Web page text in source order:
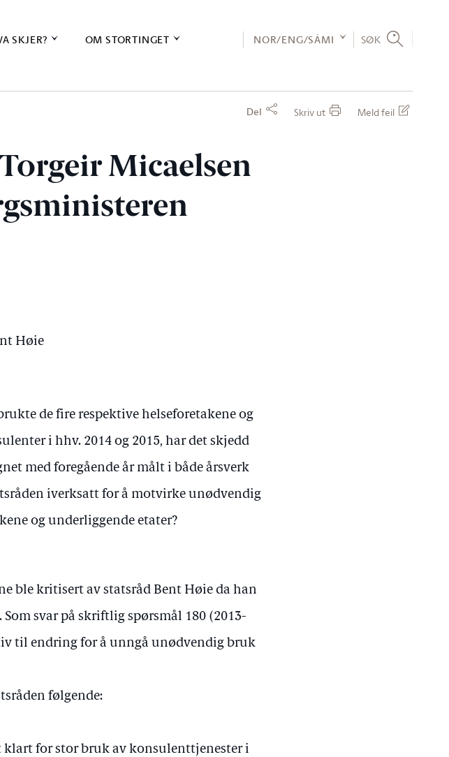
SKJER? OM STORTINGET NOR/ENG/SÁMI SØK
Del Skriv ut Meld feil
Micaelsen
Høie
de fire respektive helseforetakene og
i hhv. 2014 og 2015, har det skjedd
med foregående år målt i både årsverk
iverksatt for å motvirke unødvendig
og underliggende etater?
ble kritisert av statsråd Bent Høie da han
svar på skriftlig spørsmål 180 (2013-
til endring for å unngå unødvendig bruk
følgende:
klart for stor bruk av konsulenttjenester i